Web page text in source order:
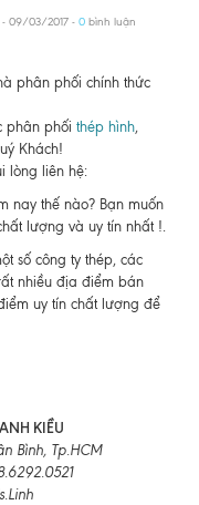
- 09/03/2017 - 0 bình luận
phân phối chính thức
phân phối thép hình,
Khách!
lòng liên hệ:
nay thế nào? Bạn muốn
lượng và uy tín nhất !.
số công ty thép, các
nhiều địa điểm bán
uy tín chất lượng để
KIỀU
Bình, Tp.HCM